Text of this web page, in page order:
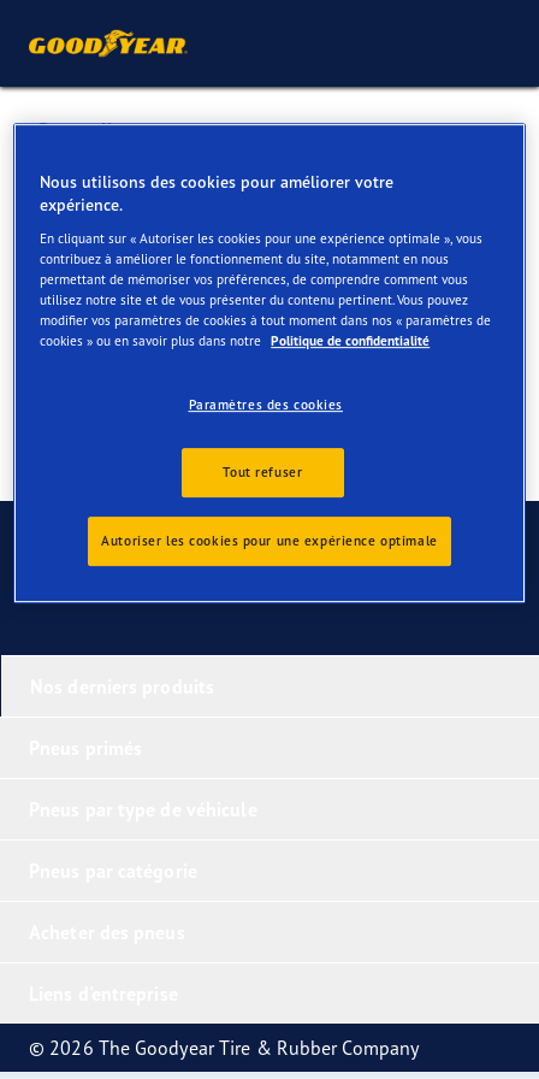
Retour liste
VAN MOSSEL GENT
Services disponibles en ligne et en magasin
Contact Services Avis
Contactez-nous
© 2026 The Goodyear Tire & Rubber Company
Nous utilisons des cookies pour améliorer votre
expérience.
En cliquant sur « Autoriser les cookies pour une expérience optimale », vous
contribuez à améliorer le fonctionnement du site, notamment en nous
permettant de mémoriser vos préférences, de comprendre comment vous
utilisez notre site et de vous présenter du contenu pertinent. Vous pouvez
modifier vos paramètres de cookies à tout moment dans nos « paramètres de
cookies » ou en savoir plus dans notre Politique de confidentialité
Paramètres des cookies
Tout refuser
Autoriser les cookies pour une expérience optimale